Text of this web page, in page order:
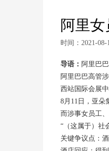
阿里
时间：2021-08-
导语： 阿里巴
阿里巴巴高管
西站国际会展中
8月11日，亚朵
而涉事女员工
“（这属于）社
关键争议点：